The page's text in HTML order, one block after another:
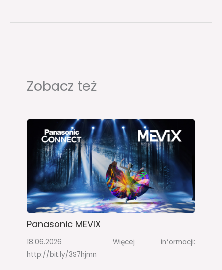
Zobacz też
Panasonic MEVIX
18.06.2026 Więcej informacji:
http://bit.ly/3S7hjmn